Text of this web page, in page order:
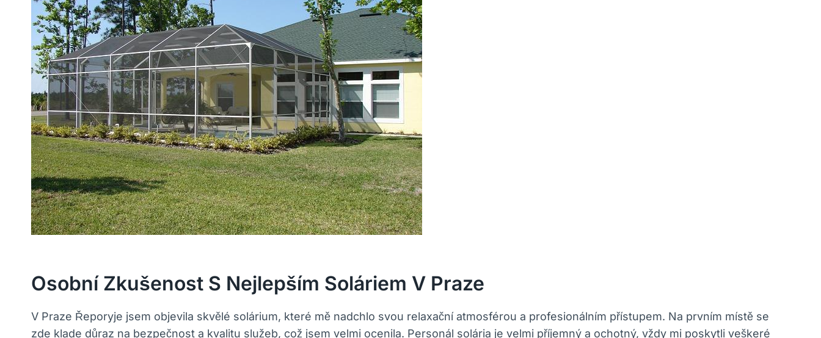
Osobní‍ Zkušenost ‍s Nejlepším Soláriem‌ V Praze
V Praze Řeporyje jsem objevila skvělé solárium, které mě nadchlo svou relaxační atmosférou ⁤a profesionálním přístupem. Na prvním místě se
zde klade ​důraz na bezpečnost‌ a kvalitu služeb, což jsem velmi ocenila.⁣ Personál solária je velmi⁤ příjemný⁢ a ochotný, vždy ‍mi poskytli veškeré